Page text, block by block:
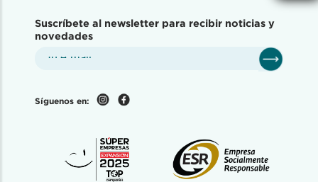
Suscríbete al newsletter para recibir noticias y
novedades
Síguenos en: